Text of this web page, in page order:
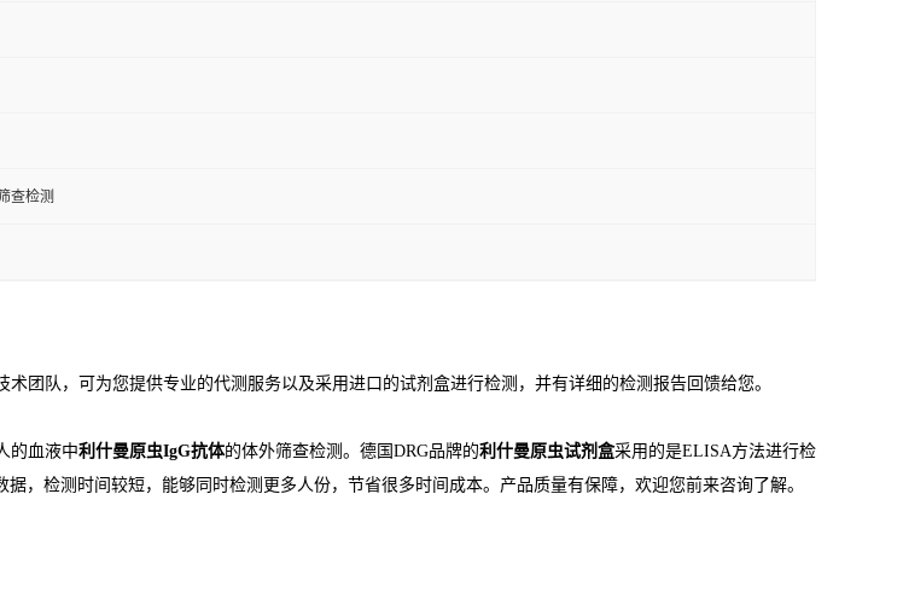
查检测
团队，可为您提供专业的代测服务以及采用进口的试剂盒进行检测，并有详细的检测报告回馈给您。
的血液中利什曼原虫IgG抗体的体外筛查检测。德国DRG品牌的利什曼原虫试剂盒采用的是ELISA方法进行检
，检测时间较短，能够同时检测更多人份，节省很多时间成本。产品质量有保障，欢迎您前来咨询了解。